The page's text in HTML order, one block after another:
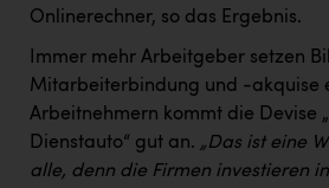
Onlinerechner, so das Ergebnis.
Immer mehr Arbeitgeber setzen
Mitarbeiterbindung und -akquise
Arbeitnehmern kommt die Devise
Dienstauto“ gut an. „Das ist eine
alle, denn die Firmen investieren